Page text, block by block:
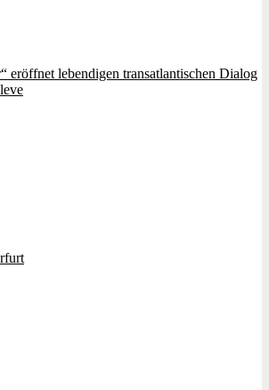
eröffnet lebendigen transatlantischen Dialog